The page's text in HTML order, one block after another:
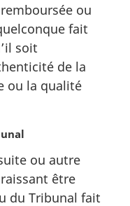
ou
fait
soit
de la
ou la qualité
ou autre
être
du Tribunal fait